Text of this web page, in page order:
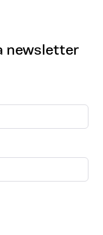
newsletter